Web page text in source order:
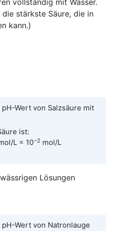
vollständig mit Wasser.
die stärkste Säure, die in
kann.)
Wert von Salzsäure mit
ist:
L = 10−2 mol/L
Lösungen
Wert von Natronlauge